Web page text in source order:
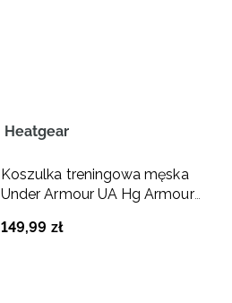
Heatgear
Koszulka treningowa męska
Under Armour UA Hg Armour
149,99 zł